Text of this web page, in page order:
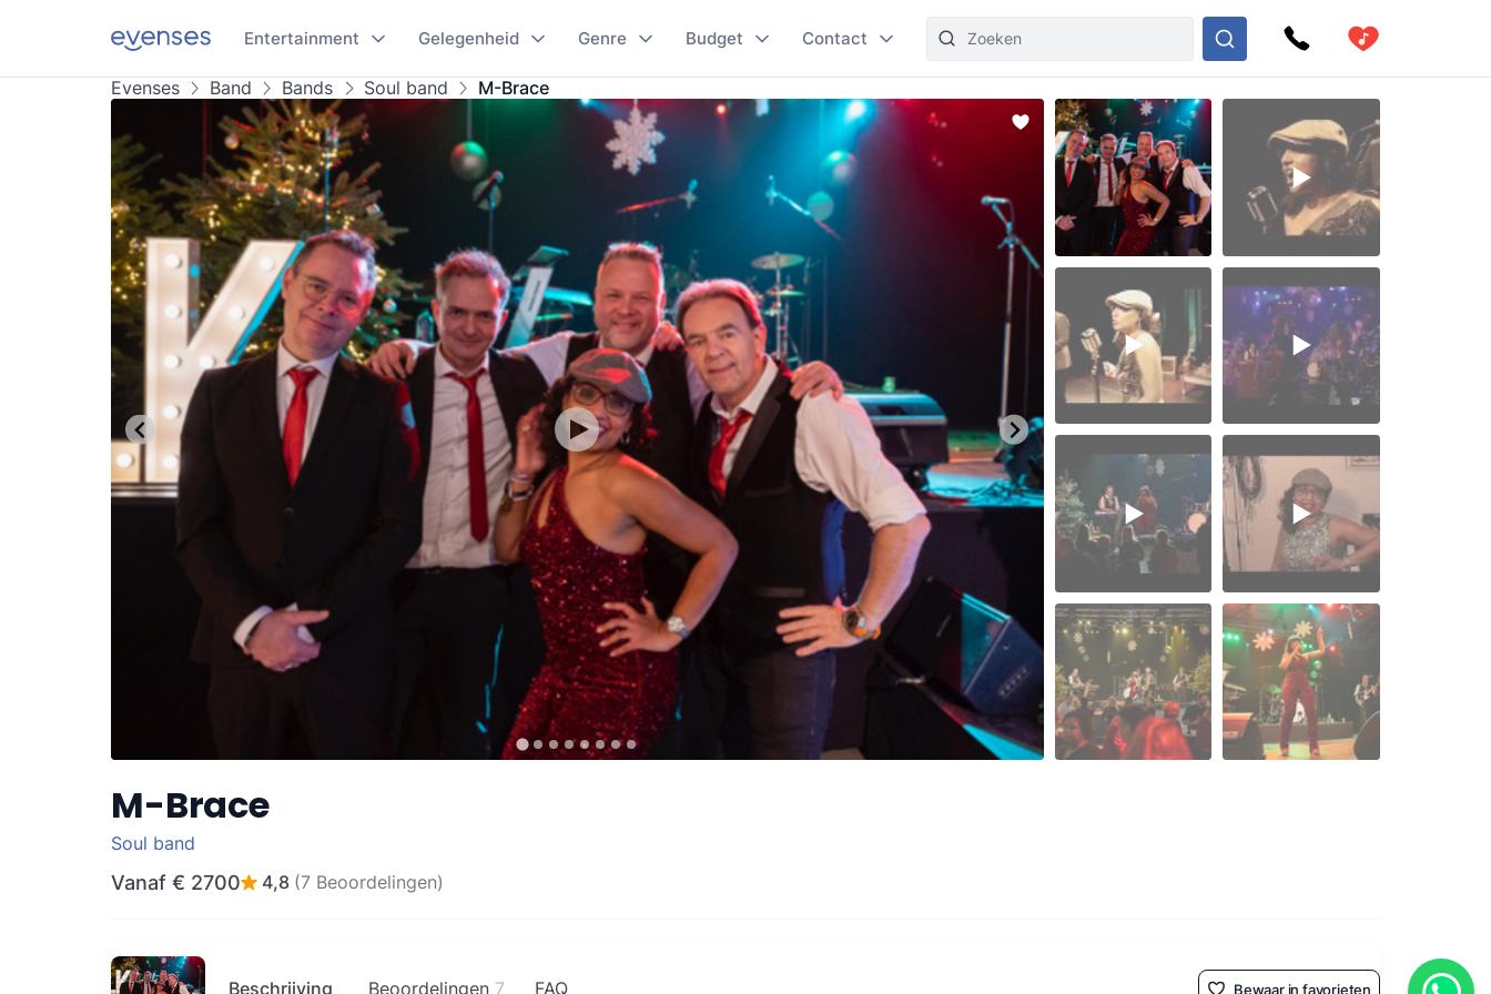
Entertainment Gelegenheid Genre Budget Contact
Evenses Band Bands Soul band M-Brace
M-Brace
Soul band
Vanaf € 2700 4,8 (7 Beoordelingen)
Beschrijving Beoordelingen 7 FAQ Bewaar in favorieten